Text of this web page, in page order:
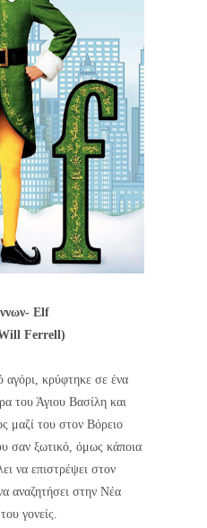
Elf
Ferrell)
κρύφτηκε σε ένα
του Άγιου Βασίλη και
μαζί του στον Βόρειο
σαν ξωτικό, όμως κάποια
να επιστρέψει στον
αναζητήσει στην Νέα
γονείς.